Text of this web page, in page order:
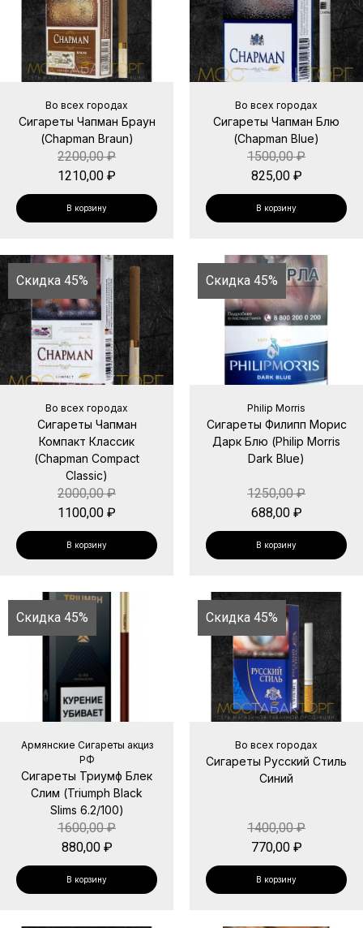
Во всех городах
Сигареты Чапман Браун
(Chapman Braun)
2200,00₽
1210,00 ₽
В корзину
Во всех городах
Сигареты Чапман Блю
(Chapman Blue)
1500,00₽
825,00 ₽
В корзину
Скидка 45%
Во всех городах
Сигареты Чапман
Компакт Классик
(Chapman Compact
Classic)
2000,00₽
1100,00 ₽
В корзину
Скидка 45%
Philip Morris
Сигареты Филипп Морис
Дарк Блю (Philip Morris
Dark Blue)
1250,00₽
688,00 ₽
В корзину
Скидка 45%
Армянские Сигареты акциз
РФ
Сигареты Триумф Блек
Слим (Triumph Black
Slims 6.2/100)
1600,00₽
880,00 ₽
В корзину
Скидка 45%
Во всех городах
Сигареты Русский Стиль
Синий
1400,00₽
770,00 ₽
В корзину